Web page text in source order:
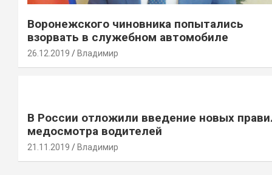
Воронежского чиновника попытались
взорвать в служебном автомобиле
26.12.2019 Владимир
В России отложили введение новых
медосмотра водителей
21.11.2019 Владимир